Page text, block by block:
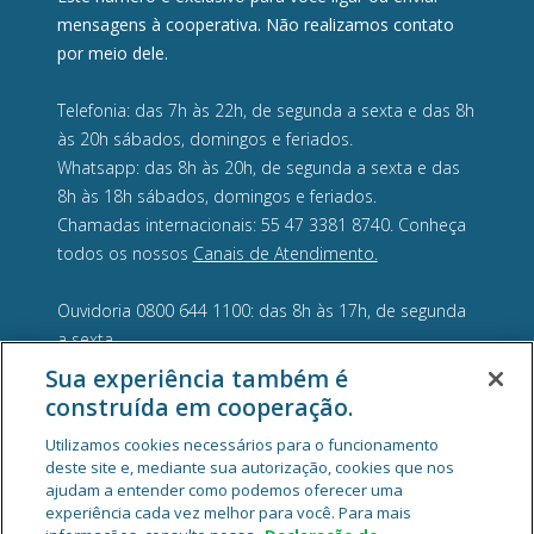
mensagens à cooperativa. Não realizamos contato
por meio dele.
Telefonia: das 7h às 22h, de segunda a sexta e das 8h
às 20h sábados, domingos e feriados.
Whatsapp: das 8h às 20h, de segunda a sexta e das
8h às 18h sábados, domingos e feriados.
Chamadas internacionais: 55 47 3381 8740. Conheça
todos os nossos Canais de Atendimento.
Ouvidoria 0800 644 1100: das 8h às 17h, de segunda
a sexta.
Sua experiência também é
construída em cooperação.
Utilizamos cookies necessários para o funcionamento
deste site e, mediante sua autorização, cookies que nos
ajudam a entender como podemos oferecer uma
experiência cada vez melhor para você. Para mais